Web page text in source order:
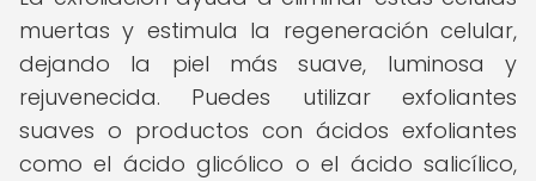
muertas y estimula la regeneración celular,
dejando la piel más suave, luminosa y
rejuvenecida. Puedes utilizar exfoliantes
suaves o productos con ácidos exfoliantes
como el ácido glicólico o el ácido salicílico,